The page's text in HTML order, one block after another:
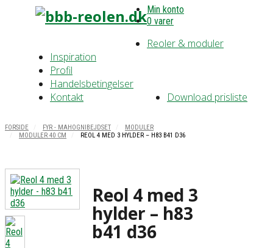
Min konto
0 varer
Reoler & moduler
Inspiration
Profil
Handelsbetingelser
Download prisliste
Kontakt
FORSIDE FYR - MAHOGNIBEJDSET
MODULER
MODULER 40 CM
REOL 4 MED 3 HYLDER – H83 B41 D36
Reol 4 med 3
hylder – h83
b41 d36